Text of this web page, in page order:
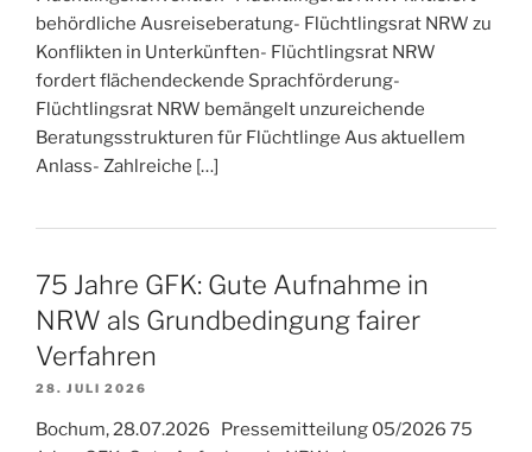
behördliche Ausreiseberatung- Flüchtlingsrat NRW zu
Konflikten in Unterkünften- Flüchtlingsrat NRW
fordert flächendeckende Sprachförderung-
Flüchtlingsrat NRW bemängelt unzureichende
Beratungsstrukturen für Flüchtlinge Aus aktuellem
Anlass- Zahlreiche […]
75 Jahre GFK: Gute Aufnahme in
NRW als Grundbedingung fairer
Verfahren
28. JULI 2026
Bochum, 28.07.2026 Pressemitteilung 05/2026 75